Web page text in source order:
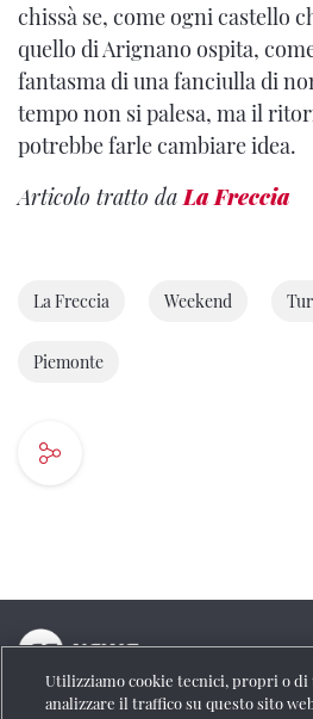
chissà se, come ogni castello
quello di Arignano ospita,
fantasma di una fanciulla di
tempo non si palesa, ma il
potrebbe farle cambiare idea.
Articolo tratto da La Freccia
La Freccia Weekend
Piemonte
La testata online del Gruppo FS
Utilizziamo cookie tecnici, propri o
analizzare il traffico su questo sito